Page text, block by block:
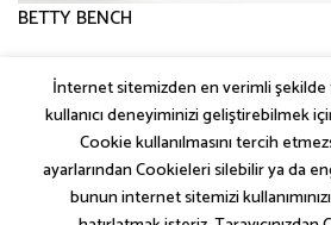
BETTY BENCH
Önceki
Sonraki→
İnternet sitemizden en verimli
kullanıcı deneyiminizi geliştirebilmek
Cookie kullanılmasını tercih
ayarlarından Cookieleri silebilir ya da
bunun internet sitemizi